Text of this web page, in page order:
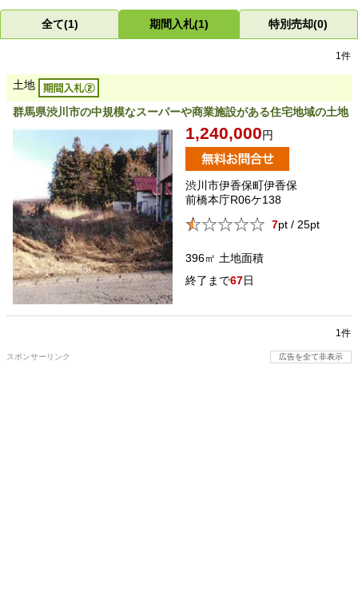
全て(1) 期間入札(1) 特別売却(0)
1件
土地
群馬県渋川市の中規模なスーパーや商業施設がある住宅地域の土地
1,240,000円
渋川市伊香保町伊香保
前橋本庁R06ケ138
7pt / 25pt
396㎡ 土地面積
67日
1件
スポンサーリンク 広告を全て非表示